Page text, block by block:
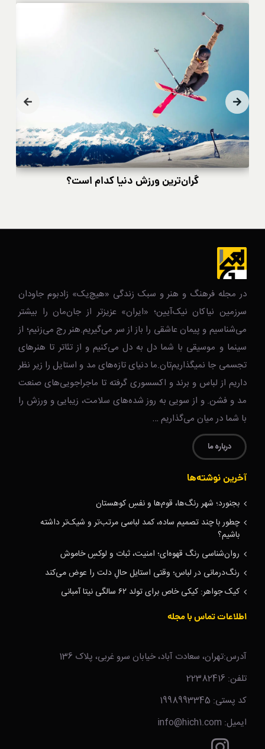
گران‌ترین ورزش دنیا کدام است؟
در مجله فرهنگ و هنر و سبک زندگی‌ «هیچ‌یک» زادبوم جاودان
سرزمین نیاکان نیک‌‌‌آیین؛ «ایران» عزیزتر از جان‌مان را بیشتر
می‌شناسیم و پیمان عاشقی را باز از سر می‌گیریم.هنر رج می‌زنیم؛ از
سینما و موسیقی با شما دل به دل می‌کنیم و از تئاتر تا هنرهای
تجسمی جا نمیگذاریم‌تان.ما دنیای تازه‌های مد و استایل را زیر نظر
داریم از لباس و برند و اکسسوری گرفته تا ماجراجویی‌های صنعت
مد و فشن. و از سویی به روز شده‌های سلامت، زیبایی و ورزش را
با شما در میان می‌گذاریم …
درباره ما
آخرین نوشته‌ها
بجنورد؛ شهر رنگ‌ها، قوم‌ها و نفسِ کوهستان
چطور با چند تصمیم ساده، کمد لباسی مرتب‌تر و شیک‌تر داشته
باشیم؟
روان‌شناسی رنگ قهوه‌ای؛ امنیت، ثبات و لوکسِ خاموش
رنگ‌درمانی در لباس؛ وقتی استایل حالِ دلت را عوض می‌کند
کیک جواهر: کیکی خاص برای تولد ۶۲ سالگی نیتا آمبانی
اطلاعات تماس با مجله
آدرس:تهران، سعادت آباد، خیابان سرو غربی، پلاک 136
تلفن: 22382416
کد پستی: 1998993345
ایمیل: info@hich1.com